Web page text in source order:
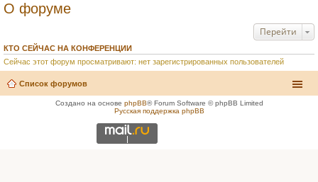
О форуме
Перейти
КТО СЕЙЧАС НА КОНФЕРЕНЦИИ
Сейчас этот форум просматривают: нет зарегистрированных пользователей
Список форумов
Создано на основе phpBB® Forum Software © phpBB Limited
Русская поддержка phpBB